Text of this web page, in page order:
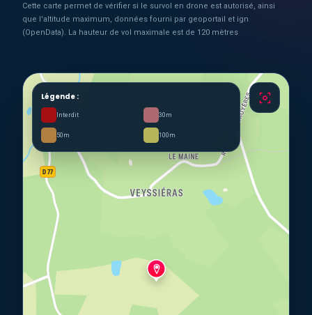
Cette carte permet de vérifier si le survol en drone est autorisé, ainsi
que l'altitude maximum, données fourni par geoportail et ign
(OpenData). La hauteur de vol maximale est de 120 mètres
Légende :
Interdit 30m
50m 100m